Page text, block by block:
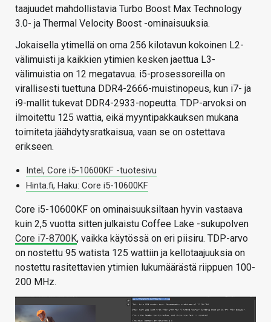
taajuudet mahdollistavia Turbo Boost Max Technology
3.0- ja Thermal Velocity Boost -ominaisuuksia.
Jokaisella ytimellä on oma 256 kilotavun kokoinen L2-
välimuisti ja kaikkien ytimien kesken jaettua L3-
välimuistia on 12 megatavua. i5-prosessoreilla on
virallisesti tuettuna DDR4-2666-muistinopeus, kun i7- ja
i9-mallit tukevat DDR4-2933-nopeutta. TDP-arvoksi on
ilmoitettu 125 wattia, eikä myyntipakkauksen mukana
toimiteta jäähdytysratkaisua, vaan se on ostettava
erikseen.
Intel, Core i5-10600KF -tuotesivu
Hinta.fi, Haku: Core i5-10600KF
Core i5-10600KF on ominaisuuksiltaan hyvin vastaava
kuin 2,5 vuotta sitten julkaistu Coffee Lake -sukupolven
Core i7-8700K, vaikka käytössä on eri piisiru. TDP-arvo
on nostettu 95 watista 125 wattiin ja kellotaajuuksia on
nostettu rasitettavien ytimien lukumäärästä riippuen 100-
200 MHz.